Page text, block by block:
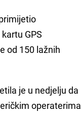
GPS
od 150 lažnih
je u nedjelju da
operaterima